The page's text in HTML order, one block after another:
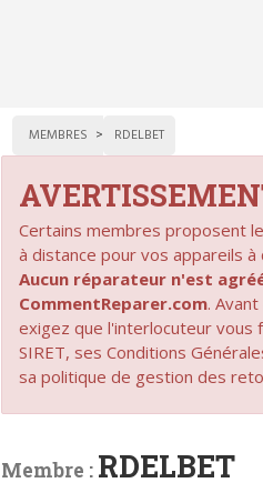
MEMBRES RDELBET
Certains membres proposent
à distance pour vos appareils
Aucun réparateur n'est
CommentReparer.com.
exigez que l'interlocuteur vous
SIRET, ses Conditions
sa politique de gestion des
Membre : RDELBET